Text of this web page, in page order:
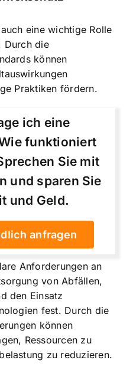
eine wichtige Rolle
Durch die
können
Praktiken fördern.
ich eine
funktioniert
Sie mit
und sparen Sie
und Geld.
anfragen
Anforderungen an
von Abfällen,
den Einsatz
fest. Durch die
können
Ressourcen zu
zu reduzieren.